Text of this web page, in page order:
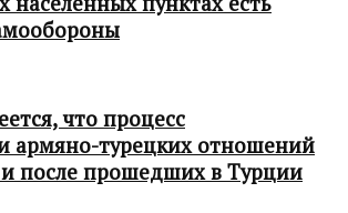
что процесс
армяно-турецких отношений
после прошедших в Турции